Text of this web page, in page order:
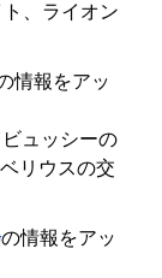
、ライオン
情報をアッ
ュッシーの
リウスの交
の情報をアッ